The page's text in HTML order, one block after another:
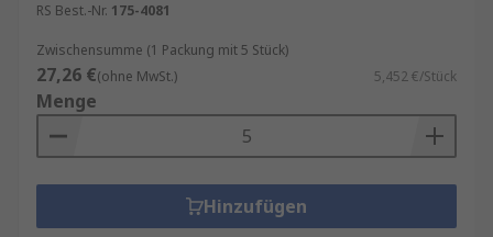
RS Best.-Nr. 175-4081
Zwischensumme (1 Packung mit 5 Stück)
27,26 €(ohne MwSt.) 5,452 €/Stück
Menge
Hinzufügen